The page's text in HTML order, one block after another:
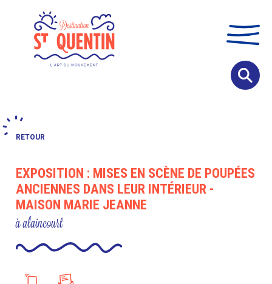
RETOUR
EXPOSITION : MISES EN SCÈNE DE POUPÉES
ANCIENNES DANS LEUR INTÉRIEUR -
MAISON MARIE JEANNE
à alaincourt